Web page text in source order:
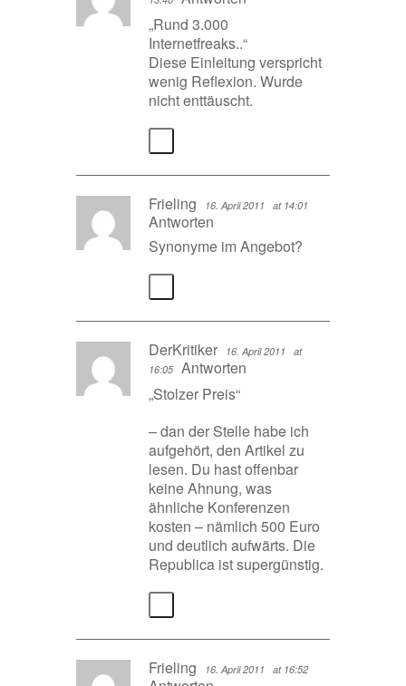
„Rund 3.000
Internetfreaks..“
Diese Einleitung verspricht
wenig Reflexion. Wurde
nicht enttäuscht.
Frieling 16. April 2011 at 14:01
Antworten
Synonyme im Angebot?
DerKritiker 16. April 2011
at
16:05 Antworten
„Stolzer Preis“
– dan der Stelle habe ich
aufgehört, den Artikel zu
lesen. Du hast offenbar
keine Ahnung, was
ähnliche Konferenzen
kosten – nämlich 500 Euro
und deutlich aufwärts. Die
Republica ist supergünstig.
Frieling 16. April 2011 at 16:52